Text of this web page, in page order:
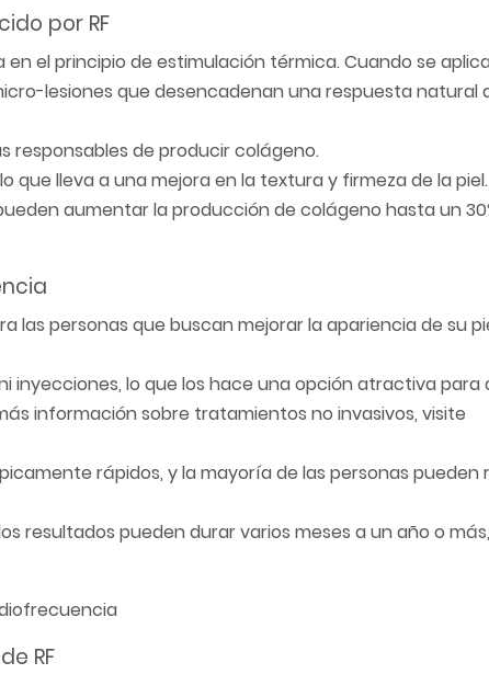
por RF
el principio de estimulación térmica. Cuando se
lesiones que desencadenan una respuesta natural
responsables de producir colágeno.
que lleva a una mejora en la textura y firmeza de la piel.
aumentar la producción de colágeno hasta un
las personas que buscan mejorar la apariencia de su
inyecciones, lo que los hace una opción atractiva para
información sobre tratamientos no invasivos, visite
rápidos, y la mayoría de las personas pueden
resultados pueden durar varios meses a un año o más,
RF